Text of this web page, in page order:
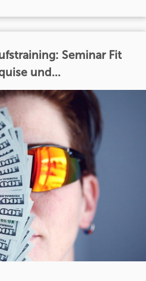
Seminar Fit
und...